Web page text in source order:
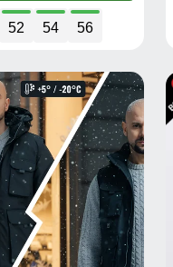
52 54 56